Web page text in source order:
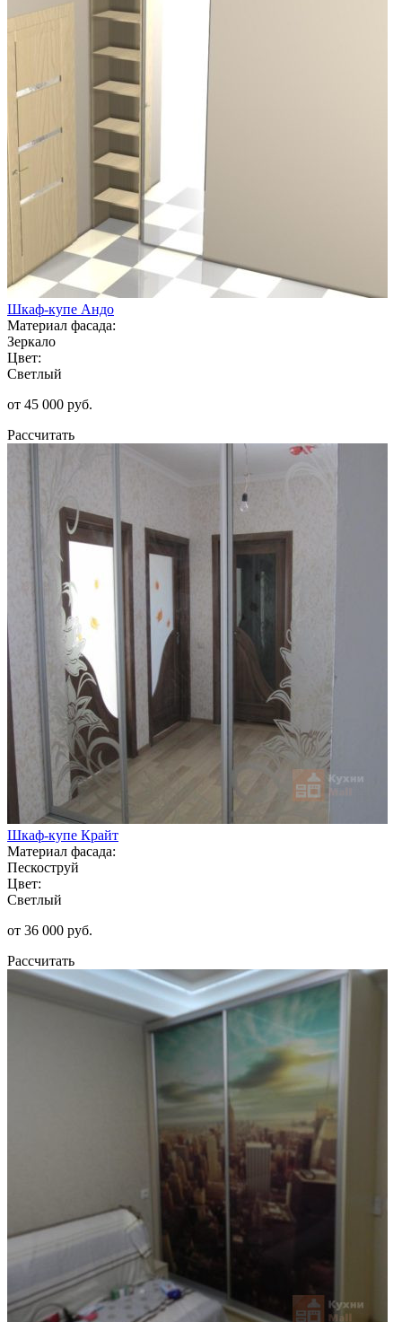
Шкаф-купе Андо
Материал фасада:
Зеркало
Цвет:
Светлый
от 45 000 руб.
Рассчитать
Шкаф-купе Крайт
Материал фасада:
Пескоструй
Цвет:
Светлый
от 36 000 руб.
Рассчитать